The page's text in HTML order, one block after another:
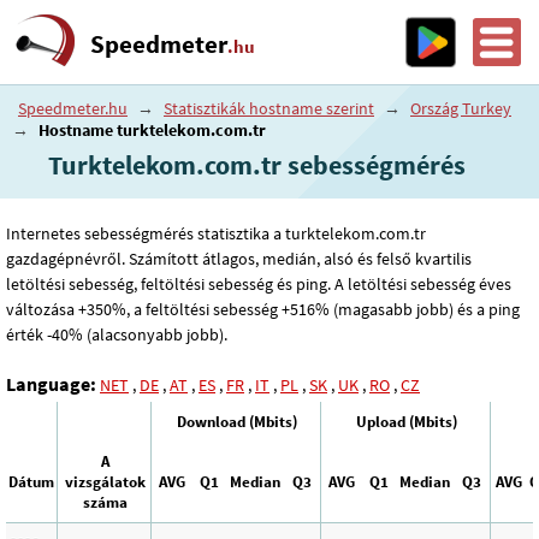
Speedmeter.hu
Speedmeter.hu → Statisztikák hostname szerint →
Ország Turkey
→
Hostname turktelekom.com.tr
Turktelekom.com.tr sebességmérés
Internetes sebességmérés statisztika a turktelekom.com.tr
gazdagépnévről. Számított átlagos, medián, alsó és felső kvartilis
letöltési sebesség, feltöltési sebesség és ping. A letöltési sebesség éves
változása +350%, a feltöltési sebesség +516% (magasabb jobb) és a ping
érték -40% (alacsonyabb jobb).
Language: NET , DE ,AT , ES , FR , IT , PL ,SK , UK , RO ,CZ
Download (Mbits) Upload (Mbits)
Dátum
A
vizsgálatok
száma
AVG Q1 Median Q3 AVG Q1 Median Q3 AVG